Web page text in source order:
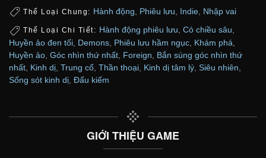
Thể Loại Chung: Hành động Phiêu lưu Indie Nhập vai
Thể Loại Chi Tiết: Hành động phiêu lưu, Có chiều sâu,
Huyền ảo đen tối Demons Phiêu lưu hầm ngục Khám phá
Huyền ảo Góc nhìn thứ nhất Foreign
Bắn súng góc nhìn thứ
nhất Kinh dị Trung cổ Thần thoại Kinh dị tâm lý Siêu nhiên
Sống sót kinh dị Đấu kiếm
GIỚI THIỆU GAME